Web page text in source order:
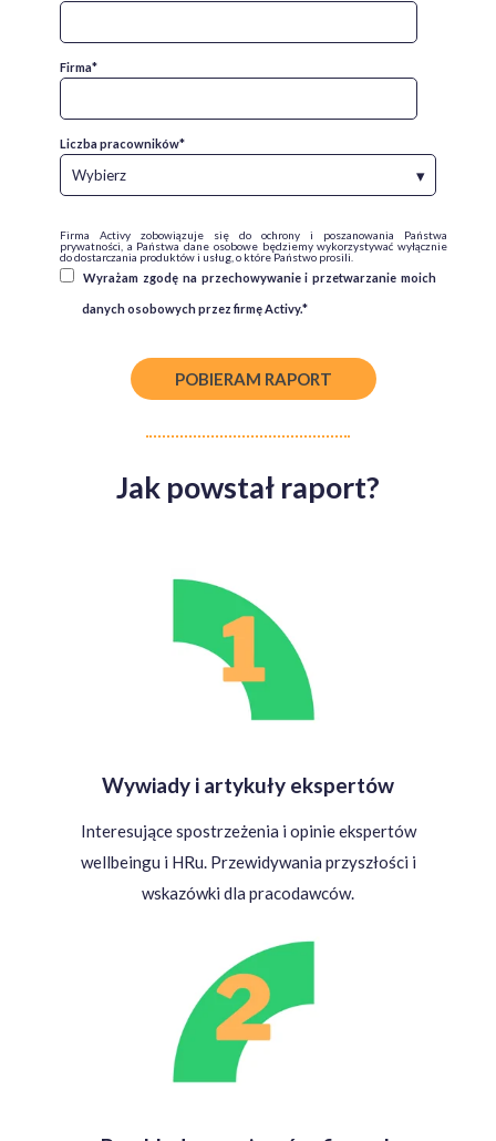
Firma*
Liczba pracowników*
Firma Activy zobowiązuje się do ochrony i poszanowania Państwa
prywatności, a Państwa dane osobowe będziemy wykorzystywać wyłącznie
do dostarczania produktów i usług, o które Państwo prosili.
Wyrażam zgodę na przechowywanie i przetwarzanie moich
danych osobowych przez firmę Activy.*
Jak powstał raport?
Wywiady i artykuły ekspertów
Interesujące spostrzeżenia i opinie ekspertów
wellbeingu i HRu. Przewidywania przyszłości i
wskazówki dla pracodawców.